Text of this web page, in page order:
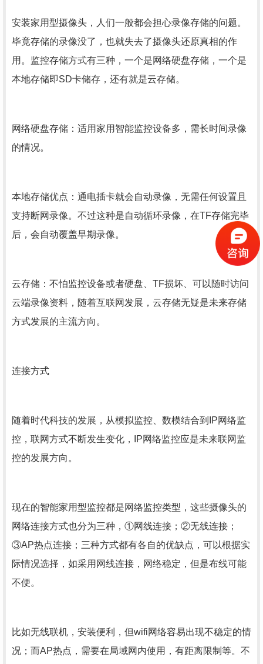
安装家用型摄像头，人们一般都会担心录像存储的问题。
毕竟存储的录像没了，也就失去了摄像头还原真相的作
用。监控存储方式有三种，一个是网络硬盘存储，一个是
本地存储即SD卡储存，还有就是云存储。
网络硬盘存储：适用家用智能监控设备多，需长时间录像
的情况。
本地存储优点：通电插卡就会自动录像，无需任何设置且
支持断网录像。不过这种是自动循环录像，在TF存储完毕
后，会自动覆盖早期录像。
云存储：不怕监控设备或者硬盘、TF损坏、可以随时访问
云端录像资料，随着互联网发展，云存储无疑是未来存储
方式发展的主流方向。
连接方式
随着时代科技的发展，从模拟监控、数模结合到IP网络监
控，联网方式不断发生变化，IP网络监控应是未来联网监
控的发展方向。
现在的智能家用型监控都是网络监控类型，这些摄像头的
网络连接方式也分为三种，①网线连接；②无线连接；
③AP热点连接；三种方式都有各自的优缺点，可以根据实
际情况选择，如采用网线连接，网络稳定，但是布线可能
不便。
比如无线联机，安装便利，但wifi网络容易出现不稳定的情
况；而AP热点，需要在局域网内使用，有距离限制等。不